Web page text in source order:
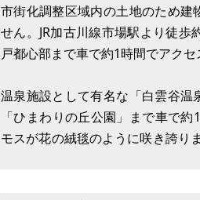
市街化調整区域内の土地のため建
せん。JR加古川線市場駅より徒
戸都心部まで車で約1時間でアクセ
温泉施設として有名な「白雲谷温
「ひまわりの丘公園」まで車で
モスが花の絨毯のように咲き誇り